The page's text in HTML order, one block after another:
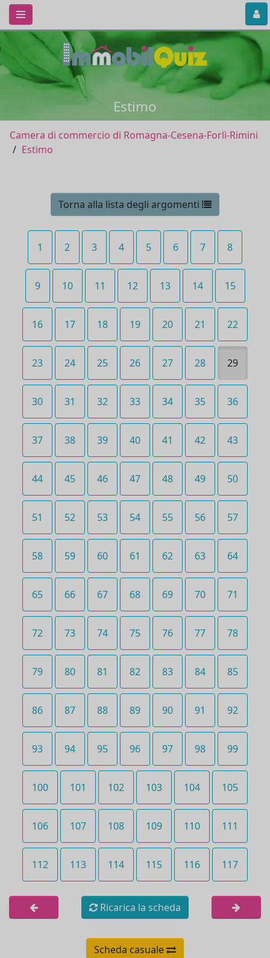
Estimo
Camera di commercio di Romagna-Cesena-Forlì-Rimini
Estimo
Torna alla lista degli argomenti
1 2 3 4 5 6 7 8
9 10 11 12 13 14 15
16 17 18 19 20 21 22
23 24 25 26 27 28 29
30 31 32 33 34 35 36
37 38 39 40 41 42 43
44 45 46 47 48 49 50
51 52 53 54 55 56 57
58 59 60 61 62 63 64
65 66 67 68 69 70 71
72 73 74 75 76 77 78
79 80 81 82 83 84 85
86 87 88 89 90 91 92
93 94 95 96 97 98 99
100 101 102 103 104 105
106 107 108 109 110 111
112 113 114 115 116 117
Ricarica la scheda
Scheda casuale